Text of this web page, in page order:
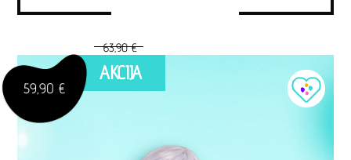
AKCIJA
59,90 €
63,90 €